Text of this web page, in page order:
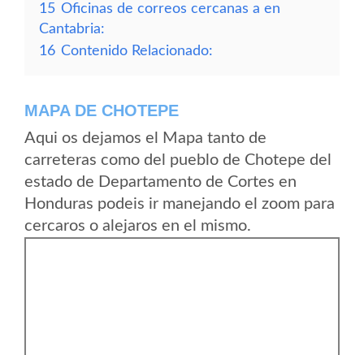
15 Oficinas de correos cercanas a en
Cantabria:
16 Contenido Relacionado:
MAPA DE CHOTEPE
Aqui os dejamos el Mapa tanto de
carreteras como del pueblo de Chotepe del
estado de Departamento de Cortes en
Honduras podeis ir manejando el zoom para
cercaros o alejaros en el mismo.